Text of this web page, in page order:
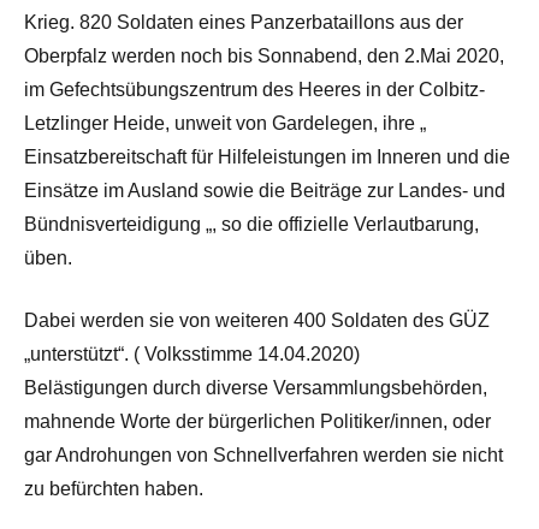
Krieg. 820 Soldaten eines Panzerbataillons aus der
Oberpfalz werden noch bis Sonnabend, den 2.Mai 2020,
im Gefechtsübungszentrum des Heeres in der Colbitz-
Letzlinger Heide, unweit von Gardelegen, ihre „
Einsatzbereitschaft für Hilfeleistungen im Inneren und die
Einsätze im Ausland sowie die Beiträge zur Landes- und
Bündnisverteidigung „, so die offizielle Verlautbarung,
üben.
Dabei werden sie von weiteren 400 Soldaten des GÜZ
„unterstützt“. ( Volksstimme 14.04.2020)
Belästigungen durch diverse Versammlungsbehörden,
mahnende Worte der bürgerlichen Politiker/innen, oder
gar Androhungen von Schnellverfahren werden sie nicht
zu befürchten haben.